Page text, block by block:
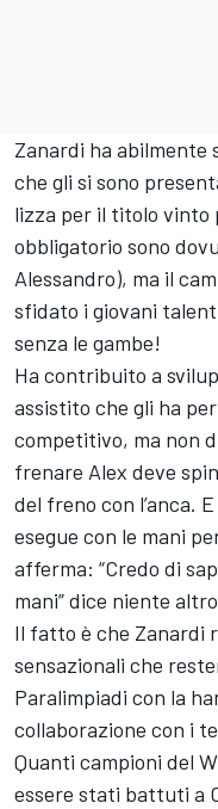
Zanardi ha
che gli si sono
lizza per il titolo vinto
obbligatorio sono
Alessandro), ma il
sfidato i giovani
senza le gambe!
Ha contribuito a
assistito che gli ha
competitivo, ma non
frenare Alex deve
del freno con l’anca.
esegue con le mani
afferma: “Credo di
mani” dice niente
Il fatto è che Zanardi
sensazionali che
Paralimpiadi con la
collaborazione con i
Quanti campioni del
essere stati battuti a